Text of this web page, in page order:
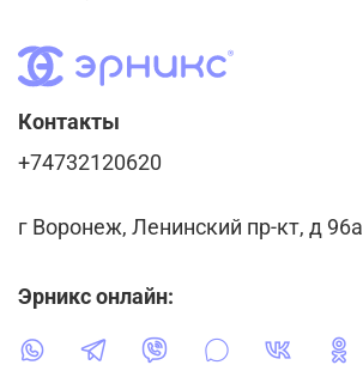
Контакты
+74732120620
г Воронеж, Ленинский пр-кт, д 96а
Эрникс онлайн: